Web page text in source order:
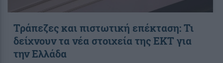
Τράπεζες και πιστωτική επέκταση: Τι
δείχνουν τα νέα στοιχεία της ΕΚΤ για
την Ελλάδα